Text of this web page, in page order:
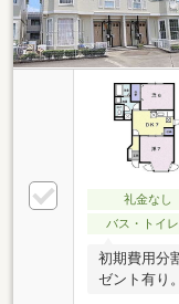
礼金なし
バス・トイレ
初期費用分
ゼント有り。